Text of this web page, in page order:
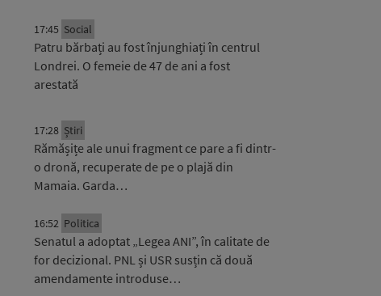
17:45 Social
Patru bărbați au fost înjunghiați în centrul
Londrei. O femeie de 47 de ani a fost
arestată
17:28 Știri
Rămășițe ale unui fragment ce pare a fi dintr-
o dronă, recuperate de pe o plajă din
Mamaia. Garda…
16:52 Politica
Senatul a adoptat „Legea ANI”, în calitate de
for decizional. PNL și USR susțin că două
amendamente introduse…